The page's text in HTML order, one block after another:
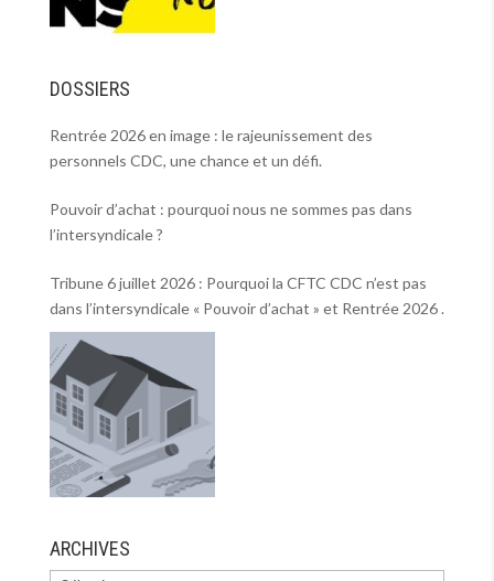
DOSSIERS
Rentrée 2026 en image : le rajeunissement des
personnels CDC, une chance et un défi.
Pouvoir d’achat : pourquoi nous ne sommes pas dans
l’intersyndicale ?
Tribune 6 juillet 2026 : Pourquoi la CFTC CDC n’est pas
dans l’intersyndicale « Pouvoir d’achat » et Rentrée 2026 .
ARCHIVES